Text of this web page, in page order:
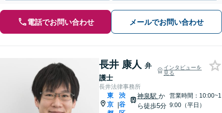
電話でお問い合わせ メールでお問い合わせ
長井 康人 弁
護士
インタビューを
見る
長井法律事務所
東
京 |
渋
谷
神泉駅 か
ら徒歩5分
営業時間：10:00~1
9:00（平日）